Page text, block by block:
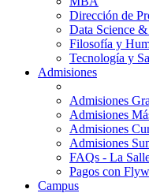
Dirección de
Data Science
Filosofía y
Tecnología y
Admisiones
Admisiones
Admisiones
Admisiones
Admisiones
FAQs - La
Pagos con
Campus